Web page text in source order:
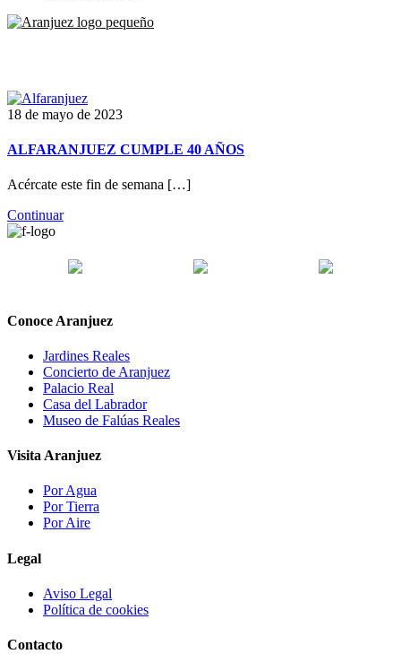
18 de mayo de 2023
ALFARANJUEZ CUMPLE 40 AÑOS
Acércate este fin de semana […]
Continuar
Conoce Aranjuez
Jardines Reales
Concierto de Aranjuez
Palacio Real
Casa del Labrador
Museo de Falúas Reales
Visita Aranjuez
Por Agua
Por Tierra
Por Aire
Legal
Aviso Legal
Política de cookies
Contacto